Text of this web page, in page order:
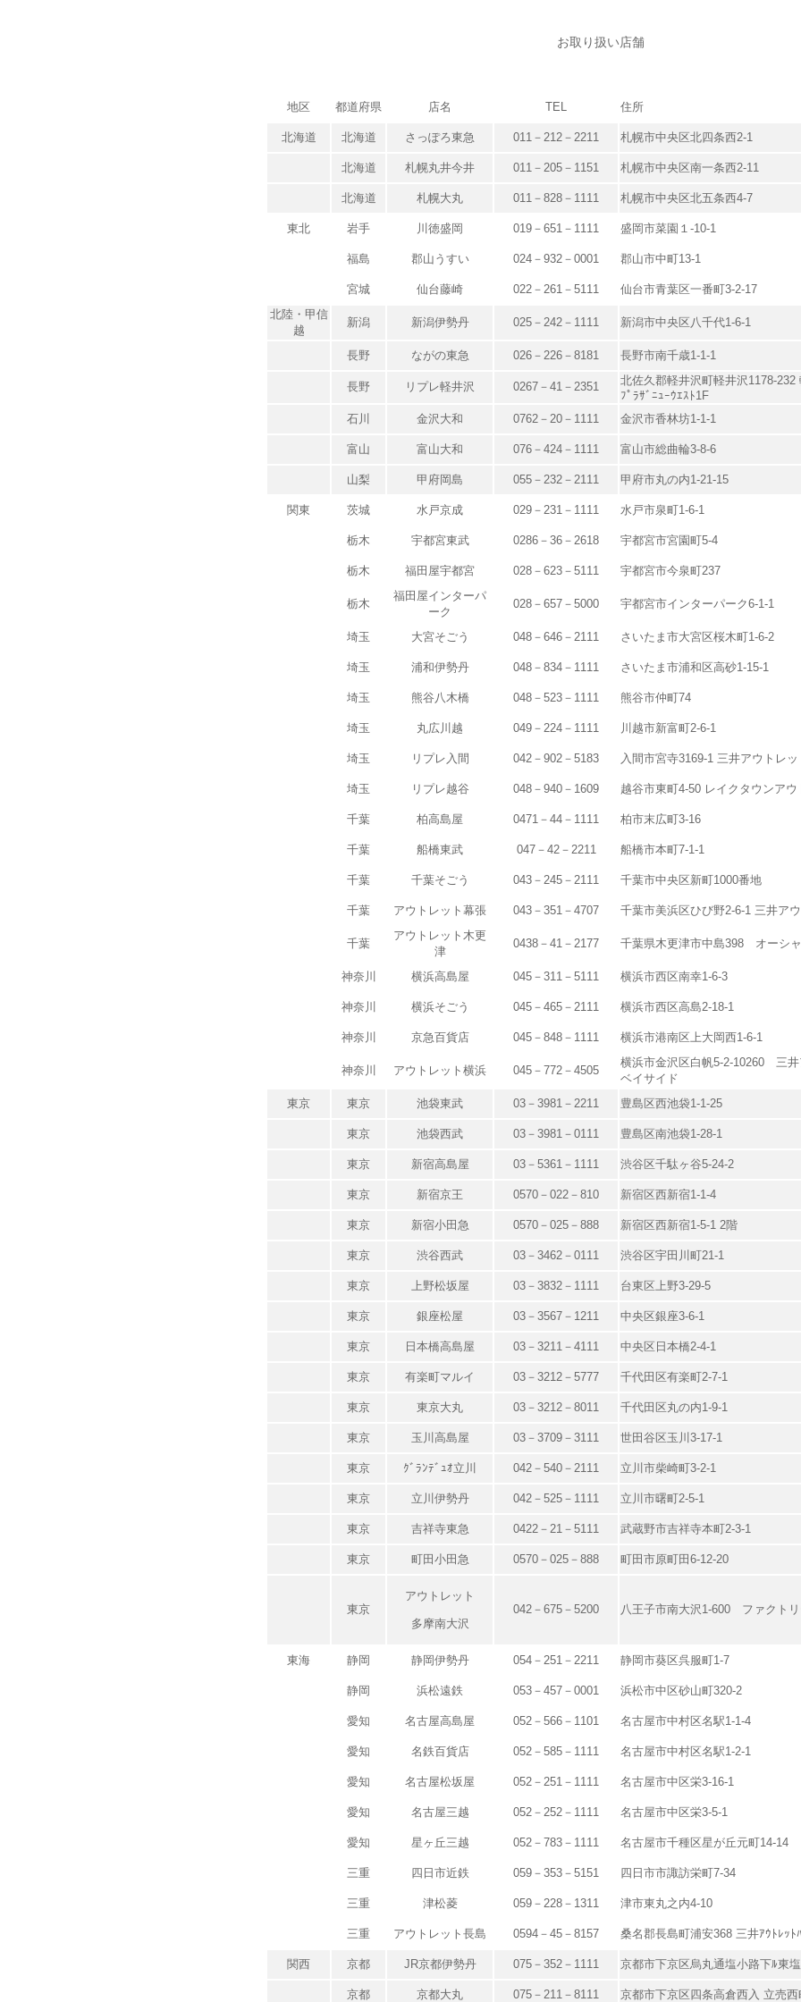
お取り扱い店舗
地区 都道府県 店名 TEL 住所
北海道 北海道 さっぽろ東急 011－212－2211 札幌市中央区北四条西2-1
北海道 札幌丸井今井 011－205－1151 札幌市中央区南一条西2-11
北海道 札幌大丸 011－828－1111 札幌市中央区北五条西4-7
東北 岩手 川徳盛岡 019－651－1111 盛岡市菜園１-10-1
福島 郡山うすい 024－932－0001 郡山市中町13-1
宮城 仙台藤崎 022－261－5111
仙台市青葉区一番町3-2-17
北陸・甲信
越
新潟 新潟伊勢丹 025－242－1111 新潟市中央区八千代1-6-1
長野 ながの東急 026－226－8181 長野市南千歳1-1-1
長野 リプレ軽井沢 0267－41－2351
北佐久郡軽井沢町軽井沢1178-232
ﾌﾟﾗｻﾞﾆｭｰｳｴｽﾄ1F
石川
金沢大和 0762－20－1111 金沢市香林坊1-1-1
富山 富山大和 076－424－1111 富山市総曲輪3-8-6
山梨 甲府岡島 055－232－2111 甲府市丸の内1-21-15
関東 茨城 水戸京成 029－231－1111 水戸市泉町1-6-1
栃木 宇都宮東武 0286－36－2618 宇都宮市宮園町5-4
栃木 福田屋宇都宮 028－623－5111 宇都宮市今泉町237
栃木
福田屋インターパ
ーク
028－657－5000 宇都宮市インターパーク6-1-1
埼玉 大宮そごう 048－646－2111 さいたま市大宮区桜木町1-6-2
埼玉 浦和伊勢丹 048－834－1111 さいたま市浦和区高砂1-15-1
埼玉 熊谷八木橋 048－523－1111 熊谷市仲町74
埼玉 丸広川越 049－224－1111 川越市新富町2-6-1
埼玉 リプレ入間 042－902－5183 入間市宮寺3169-1 三井アウトレ
埼玉 リプレ越谷 048－940－1609 越谷市東町4-50 レイクタウンア
千葉 柏高島屋 0471－44－1111 柏市末広町3-16
千葉 船橋東武 047－42－2211 船橋市本町7-1-1
千葉 千葉そごう 043－245－2111 千葉市中央区新町1000番地
千葉 アウトレット幕張 043－351－4707 千葉市美浜区ひび野2-6-1 三井ア
千葉
アウトレット木更
津
0438－41－2177 千葉県木更津市中島398 オーシ
神奈川 横浜高島屋 045－311－5111 横浜市西区南幸1-6-3
神奈川 横浜そごう 045－465－2111 横浜市西区高島2-18-1
神奈川 京急百貨店 045－848－1111 横浜市港南区上大岡西1-6-1
神奈川 アウトレット横浜 045－772－4505
横浜市金沢区白帆5-2-10260 三
ベイサイド
東京
東京 池袋東武 03－3981－2211 豊島区西池袋1-1-25
東京 池袋西武 03－3981－0111 豊島区南池袋1-28-1
東京 新宿高島屋 03－5361－1111 渋谷区千駄ヶ谷5-24-2
東京 新宿京王 0570－022－810 新宿区西新宿1-1-4
東京 新宿小田急 0570－025－888 新宿区西新宿1-5-1 2階
東京 渋谷西武 03－3462－0111 渋谷区宇田川町21-1
東京 上野松坂屋 03－3832－1111 台東区上野3-29-5
東京 銀座松屋 03－3567－1211 中央区銀座3-6-1
東京 日本橋高島屋 03－3211－4111 中央区日本橋2-4-1
東京 有楽町マルイ 03－3212－5777 千代田区有楽町2-7-1
東京 東京大丸 03－3212－8011 千代田区丸の内1-9-1
東京 玉川高島屋 03－3709－3111 世田谷区玉川3-17-1
東京 ｸﾞﾗﾝﾃﾞｭｵ立川 042－540－2111 立川市柴崎町3-2-1
東京 立川伊勢丹 042－525－1111 立川市曙町2-5-1
東京 吉祥寺東急 0422－21－5111 武蔵野市吉祥寺本町2-3-1
東京 町田小田急 0570－025－888 町田市原町田6-12-20
東京
アウトレット
多摩南大沢
042－675－5200 八王子市南大沢1-600 ファクト
東海 静岡 静岡伊勢丹 054－251－2211 静岡市葵区呉服町1-7
静岡 浜松遠鉄 053－457－0001 浜松市中区砂山町320-2
愛知 名古屋高島屋 052－566－1101 名古屋市中村区名駅1-1-4
愛知 名鉄百貨店 052－585－1111 名古屋市中村区名駅1-2-1
愛知 名古屋松坂屋 052－251－1111 名古屋市中区栄3-16-1
愛知 名古屋三越 052－252－1111 名古屋市中区栄3-5-1
愛知 星ヶ丘三越 052－783－1111 名古屋市千種区星が丘元町14-14
三重 四日市近鉄 059－353－5151 四日市市諏訪栄町7-34
三重 津松菱 059－228－1311 津市東丸之内4-10
三重 アウトレット長島 0594－45－8157 桑名郡長島町浦安368 三井ｱｳﾄﾚｯﾄ
関西 京都 JR京都伊勢丹 075－352－1111 京都市下京区烏丸通塩小路下ﾙ東
京都 京都大丸 075－211－8111 京都市下京区四条高倉西入 立売西